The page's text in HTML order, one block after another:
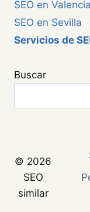
SEO en Valencia
SEO en Sevilla
Servicios de
Buscar
© 2026
SEO
similar